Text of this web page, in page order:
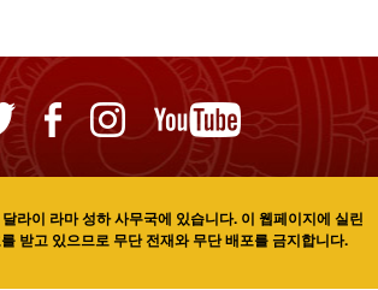
라이 라마 성하 사무국에 있습니다. 이 웹페이지에 실린
받고 있으므로 무단 전재와 무단 배포를 금지합니다.